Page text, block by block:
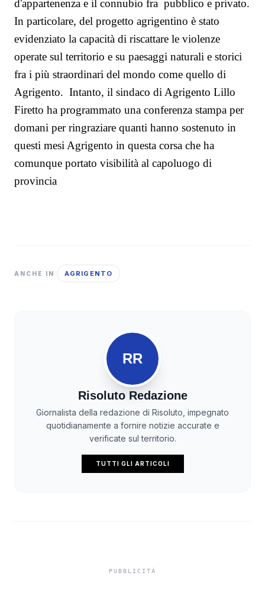
d'appartenenza e il connubio fra pubblico e privato.
In particolare, del progetto agrigentino è stato
evidenziato la capacità di riscattare le violenze
operate sul territorio e su paesaggi naturali e storici
fra i più straordinari del mondo come quello di
Agrigento. Intanto, il sindaco di Agrigento Lillo
Firetto ha programmato una conferenza stampa per
domani per ringraziare quanti hanno sostenuto in
questi mesi Agrigento in questa corsa che ha
comunque portato visibilità al capoluogo di
provincia
ANCHE IN AGRIGENTO
RR
Risoluto Redazione
Giornalista della redazione di Risoluto, impegnato
quotidianamente a fornire notizie accurate e
verificate sul territorio.
TUTTI GLI ARTICOLI